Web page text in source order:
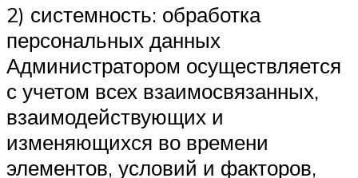
2) системность: обработка
персональных данных
Администратором осуществляется
с учетом всех взаимосвязанных,
взаимодействующих и
изменяющихся во времени
элементов, условий и факторов,